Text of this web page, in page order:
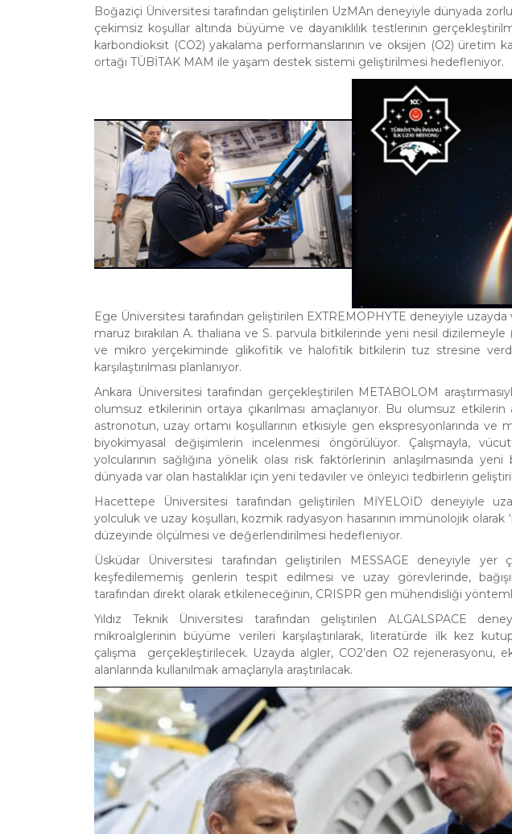
Boğaziçi Üniversitesi tarafından geliştirilen UzMAn deneyiyle dünyada
çekimsiz koşullar altında büyüme ve dayanıklılık testlerinin
karbondioksit (CO2) yakalama performanslarının ve oksijen (O2) üretim
ortağı TÜBİTAK MAM ile yaşam destek sistemi geliştirilmesi hedefleniyor.
Ege Üniversitesi tarafından geliştirilen EXTREMOPHYTE deneyiyle
maruz bırakılan A. thaliana ve S. parvula bitkilerinde yeni nesil
ve mikro yerçekiminde glikofitik ve halofitik bitkilerin tuz stresine
karşılaştırılması planlanıyor.
Ankara Üniversitesi tarafından gerçekleştirilen METABOLOM
olumsuz etkilerinin ortaya çıkarılması amaçlanıyor. Bu olumsuz etkilerin
astronotun, uzay ortamı koşullarının etkisiyle gen ekspresyonlarında ve
biyokimyasal değişimlerin incelenmesi öngörülüyor. Çalışmayla,
yolcularının sağlığına yönelik olası risk faktörlerinin anlaşılmasında yeni
dünyada var olan hastalıklar için yeni tedaviler ve önleyici tedbirlerin
Hacettepe Üniversitesi tarafından geliştirilen MİYELOİD deneyiyle
yolculuk ve uzay koşulları, kozmik radyasyon hasarının immünolojik olarak
düzeyinde ölçülmesi ve değerlendirilmesi hedefleniyor.
Üsküdar Üniversitesi tarafından geliştirilen MESSAGE deneyiyle
keşfedilememiş genlerin tespit edilmesi ve uzay görevlerinde,
tarafından direkt olarak etkileneceğinin, CRISPR gen mühendisliği
Yıldız Teknik Üniversitesi tarafından geliştirilen ALGALSPACE
mikroalglerinin büyüme verileri karşılaştırılarak, literatürde ilk kez
çalışma gerçekleştirilecek. Uzayda algler, CO2’den O2 rejenerasyonu,
alanlarında kullanılmak amaçlarıyla araştırılacak.